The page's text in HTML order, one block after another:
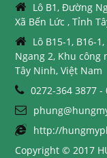
Lô B1, Đường
Xã Bến Lức , Tỉnh
Lô B15-1, B16-
Ngang 2, Khu công
Tây Ninh, Việt Nam
0272-364 3877 -
http://
Copyright © 2017